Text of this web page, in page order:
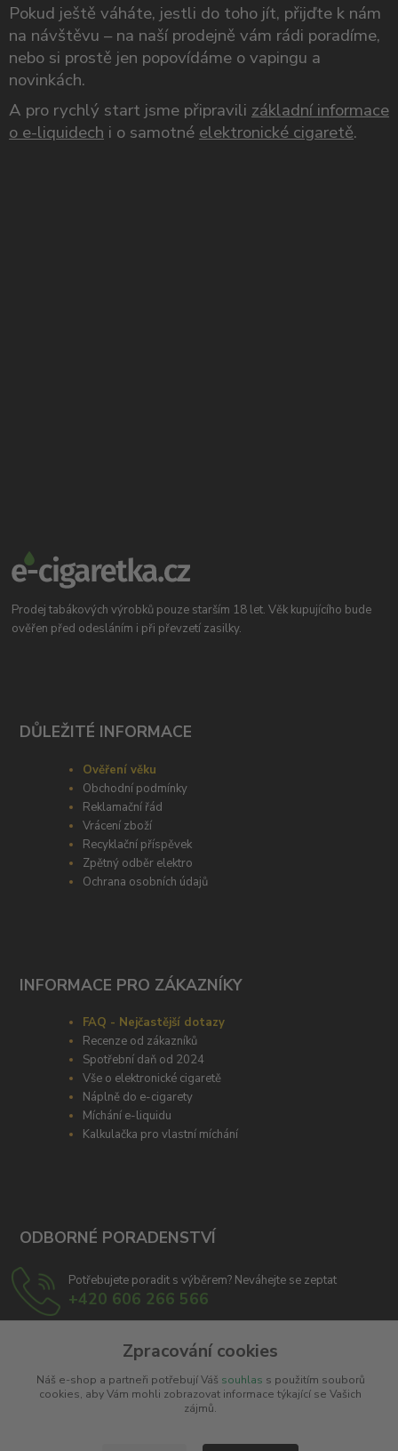
Pokud ještě váháte, jestli do toho jít, přijďte k nám
na návštěvu – na naší prodejně vám rádi poradíme,
nebo si prostě jen popovídáme o vapingu a
novinkách.
A pro rychlý start jsme připravili základní informace
o e-liquidech i o samotné elektronické cigaretě.
Prodej tabákových výrobků pouze starším 18 let. Věk kupujícího bude
ověřen před odesláním i při převzetí zasilky.
DŮLEŽITÉ INFORMACE
Ověření věku
Obchodní podmínky
Reklamační řád
Vrácení zboží
Recyklační příspěvek
Zpětný odběr elektro
Ochrana osobních údajů
INFORMACE PRO ZÁKAZNÍKY
FAQ - Nejčastější dotazy
Recenze od zákazníků
Spotřební daň od 2024
Vše o elektronické cigaretě
Náplně do e-cigarety
Míchání e-liquidu
Kalkulačka pro vlastní míchání
ODBORNÉ PORADENSTVÍ
Potřebujete poradit s výběrem? Neváhejte se zeptat
+420 606 266 566
info@e-cigaretka.czZpracování cookies
Náš e-shop a partneři potřebují Váš souhlas s použitím souborů
cookies, aby Vám mohli zobrazovat informace týkající se Vašich
zájmů.